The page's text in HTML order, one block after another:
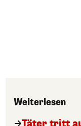
Weiterlesen